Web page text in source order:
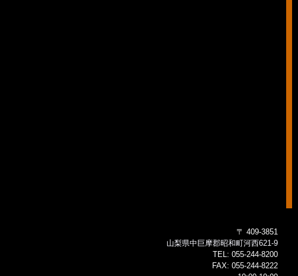
〒 409-3851
山梨県中巨摩郡昭和町河西621-9
TEL: 055-244-8200
FAX: 055-244-8222